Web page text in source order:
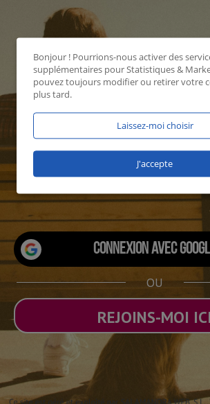
1929 utilisateurs
Connexion avec
OU
REJOINS-MOI ICI
Bonjour ! Pourrions-nous activer des
supplémentaires pourStatistiques &
pouvez toujours modifier ou retirer votre
plus tard.
Laissez-moi choisir
J'accepte